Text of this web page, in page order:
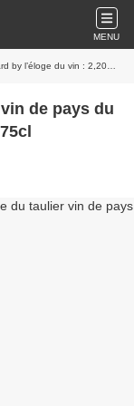
MENU
du vin : 2,20€ les 75cl
de pays du